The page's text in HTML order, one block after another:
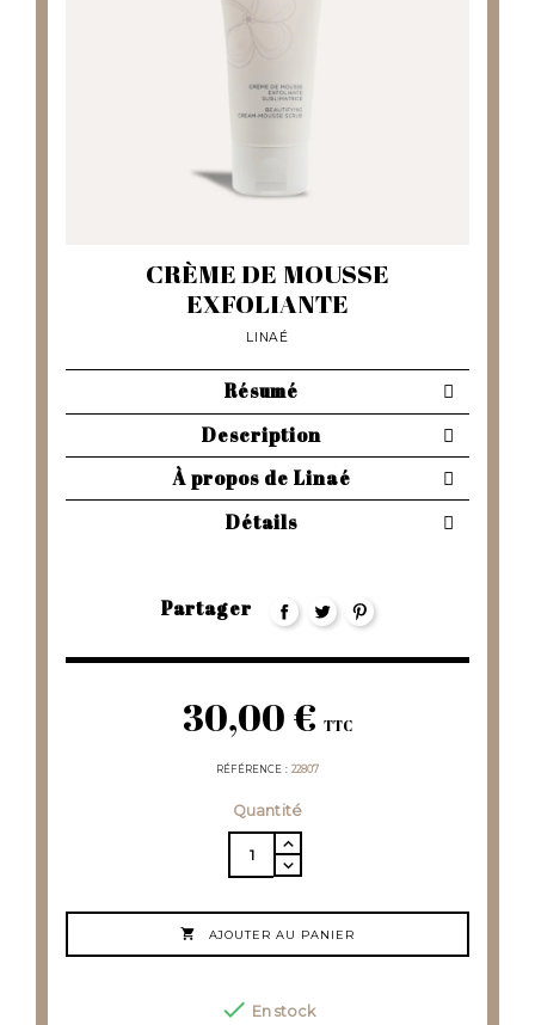
CRÈME DE MOUSSE
EXFOLIANTE
LINAÉ
Résumé
Description
À propos de Linaé
Détails
Partager
30,00 € TTC
RÉFÉRENCE 22807
Quantité
 AJOUTER AU PANIER
 En stock